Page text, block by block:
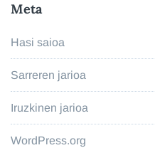
Meta
Hasi saioa
Sarreren jarioa
Iruzkinen jarioa
WordPress.org